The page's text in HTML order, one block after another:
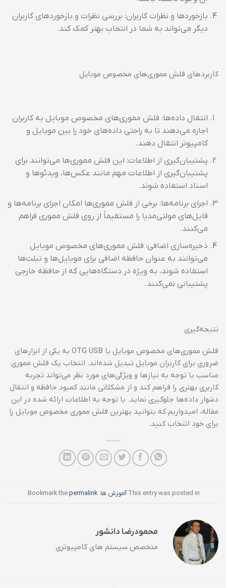
بازخوردها و نظرات کاربران: بررسی نظرات و بازخوردهای کاربران
دیگر می‌تواند به شما در انتخاب بهتر کمک کند.
کاربردهای فلش مموری‌های مخصوص موبایل
انتقال داده‌ها: فلش مموری‌های مخصوص موبایل به کاربران
اجازه می‌دهند تا به راحتی داده‌های خود را بین موبایل و
کامپیوتر انتقال دهند.
پشتیبان‌گیری از اطلاعات: این فلش مموری‌ها می‌توانند برای
پشتیبان‌گیری از اطلاعات مهم مانند عکس‌ها، ویدئوها و
اسناد استفاده شوند.
اجرای برنامه‌ها: برخی از فلش مموری‌ها امکان اجرای برنامه‌ها و
فایل‌های مولتی‌مدیا را مستقیماً از روی فلش مموری فراهم
می‌کنند.
ذخیره‌سازی اضافی: فلش مموری‌های مخصوص موبایل
می‌توانند به عنوان حافظه اضافی برای موبایل‌ها و تبلت‌ها
استفاده شوند، به ویژه در دستگاه‌هایی که از حافظه خارجی
پشتیبانی نمی‌کنند.
نتیجه‌گیری
فلش مموری‌های مخصوص موبایل یا OTG USB به یکی از ابزارهای
ضروری برای کاربران موبایل تبدیل شده‌اند. انتخاب یک فلش مموری
مناسب با توجه به نیازها و ویژگی‌های مورد نظر می‌تواند تجربه
کاربری بهتری را فراهم کند و از مشکلاتی مانند کمبود حافظه و انتقال
دشوار داده‌ها جلوگیری نماید. با توجه به اطلاعات ارائه شده در این
مقاله، امیدواریم که بتوانید بهترین فلش مموری مخصوص موبایل را
برای خود انتخاب کنید.
This entry was posted in آموزش ها. Bookmark the
permalink
.
محمودرضا دانشور
متخصص سیستم های کامپیوتری